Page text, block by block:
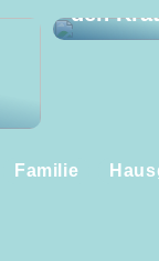
den
Familie